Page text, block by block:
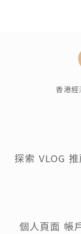
香港
探索 VLOG
個人頁面 帳